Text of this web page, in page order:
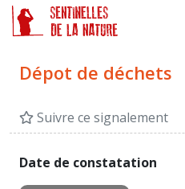
Dépot de déchets
Suivre ce signalement
Date de constatation
Panneau de gestion des cookies